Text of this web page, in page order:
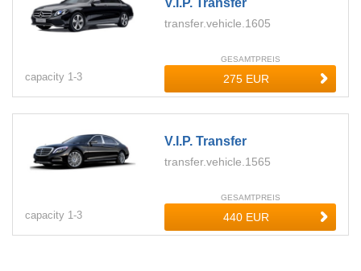
V.i.p. Transfer
transfer.vehicle.1605
capacity 1-3
GESAMTPREIS
V.i.p. Transfer
transfer.vehicle.1565
capacity 1-3
GESAMTPREIS